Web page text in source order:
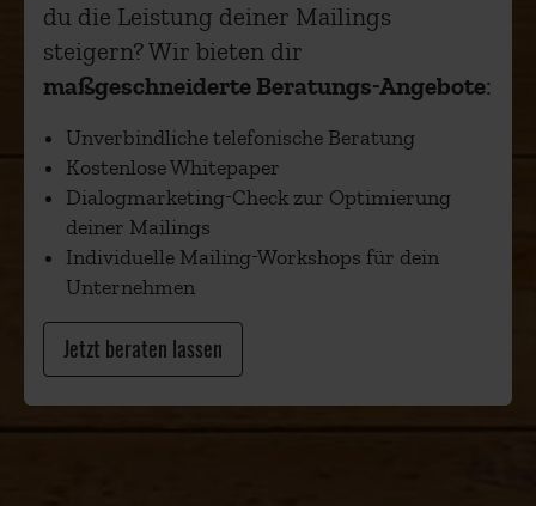
du die Leistung deiner Mailings
steigern? Wir bieten dir
maßgeschneiderte Beratungs-Angebote:
Unverbindliche telefonische Beratung
Kostenlose Whitepaper
Dialogmarketing-Check zur Optimierung
deiner Mailings
Individuelle Mailing-Workshops für dein
Unternehmen
Jetzt beraten lassen